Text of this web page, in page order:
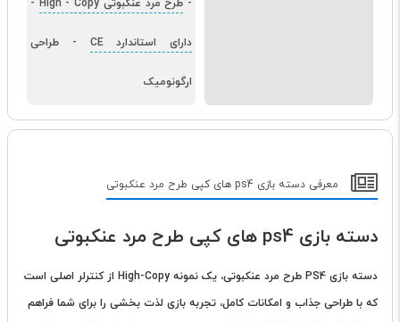
- طرح مرد عنکبوتی High -Copy
-
دارای استاندارد CE - طراحی
ارگونومیک
معرفی دسته بازی ps4 های کپی طرح مرد عنکبوتی
دسته بازی ps4 های کپی طرح مرد عنکبوتی
دسته بازی PS4
طرح مرد عنکبوتی، یک نمونه High-Copy از کنترلر اصلی است
که با طراحی جذاب و امکانات کامل، تجربه بازی لذت بخشی را برای شما فراهم